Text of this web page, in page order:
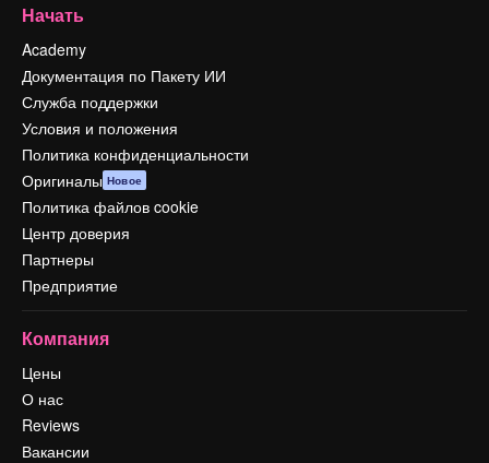
Начать
Academy
Документация по Пакету ИИ
Служба поддержки
Условия и положения
Политика конфиденциальности
Оригиналы Новое
Политика файлов cookie
Центр доверия
Партнеры
Предприятие
Компания
Цены
О нас
Reviews
Вакансии